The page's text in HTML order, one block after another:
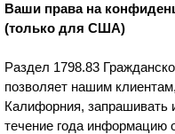
Ваши права на
(только для США)
Раздел 1798.83
позволяет нашим
Калифорния, запрашивать
течение года информацию